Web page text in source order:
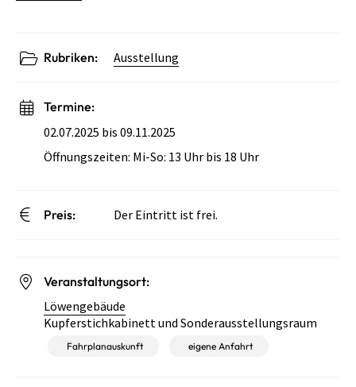
Rubriken: Ausstellung
Termine:
02.07.2025 bis 09.11.2025
Öffnungszeiten: Mi-So: 13 Uhr bis 18 Uhr
Preis: Der Eintritt ist frei.
Veranstaltungsort:
Löwengebäude
Kupferstichkabinett und Sonderausstellungsraum
Fahrplanauskunft eigene Anfahrt